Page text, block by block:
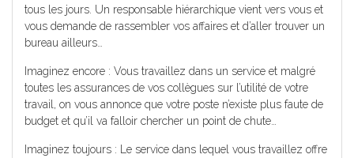
tous les jours. Un responsable hiérarchique vient vers vous et
vous demande de rassembler vos affaires et d’aller trouver un
bureau ailleurs…
Imaginez encore : Vous travaillez dans un service et malgré
toutes les assurances de vos collègues sur l’utilité de votre
travail, on vous annonce que votre poste n’existe plus faute de
budget et qu’il va falloir chercher un point de chute…
Imaginez toujours : Le service dans lequel vous travaillez offre